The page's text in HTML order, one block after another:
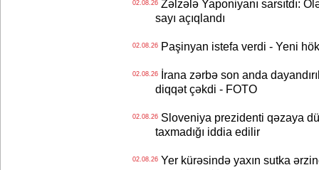
02.08.26Zəlzələ Yaponiyanı sarsıtdı:
sayı açıqlandı
02.08.26Paşinyan istefa verdi - Yeni
02.08.26İrana zərbə son anda
diqqət çəkdi - FOTO
02.08.26Sloveniya prezidenti qəzaya
taxmadığı iddia edilir
02.08.26Yer kürəsində yaxın sutka